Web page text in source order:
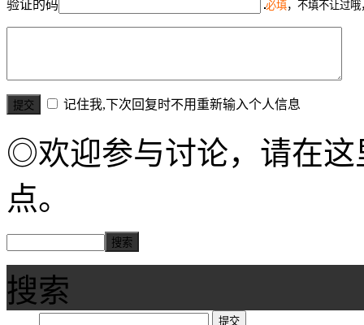
验证的码 必填，不填不让过
记住我,下次回复时不用重新输入个人信息
◎欢迎参与讨论，请在这
点。
搜索